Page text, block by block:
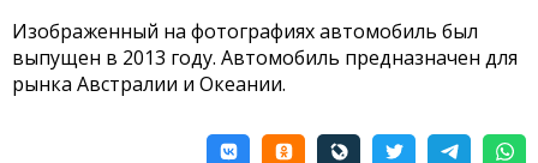
Изображенный на фотографиях автомобиль был
выпущен в 2013 году. Автомобиль предназначен для
рынка Австралии и Океании.